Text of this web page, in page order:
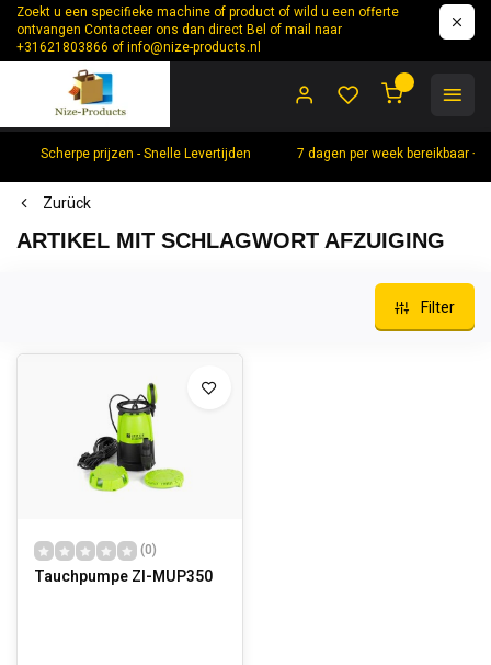
Zoekt u een specifieke machine of product of wild u een offerte
ontvangen Contacteer ons dan direct Bel of mail naar
+31621803866 ofinfo@nize-products.nl
Scherpe prijzen - Snelle Levertijden 7 dagen per week bereikbaar
Zurück
ARTIKEL MIT SCHLAGWORT AFZUIGING
Filter
(0)
Tauchpumpe ZI-MUP350